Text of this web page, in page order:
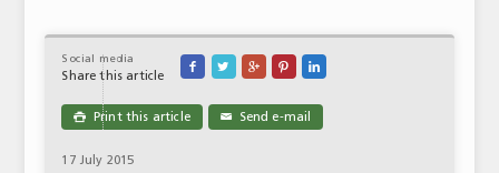
Social media
Share this article
    
 Print this article ✉ Send e-mail
17 July 2015